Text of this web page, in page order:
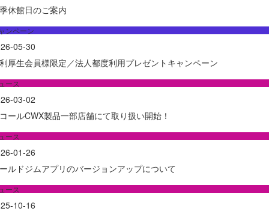
休館日のご案内
ンペーン
05-30
厚生会員様限定／法人都度利用プレゼントキャンペーン
ース
03-02
ールCWX製品一部店舗にて取り扱い開始！
ース
01-26
ルドジムアプリのバージョンアップについて
ース
10-16